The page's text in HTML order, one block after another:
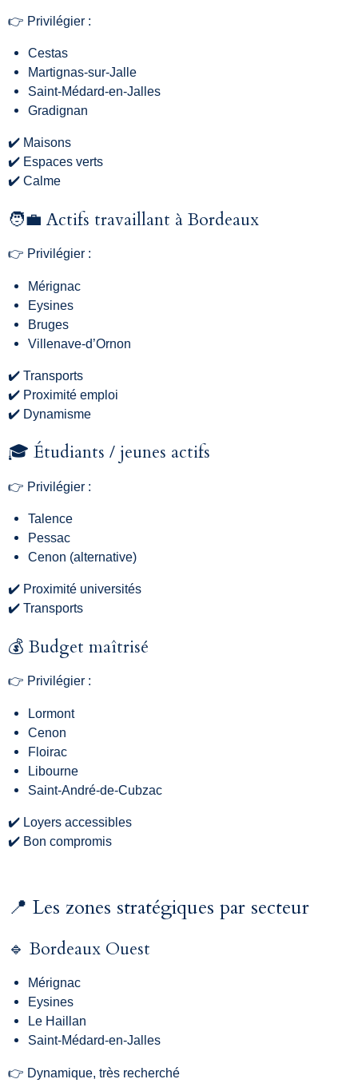
👉 Privilégier :
Cestas
Martignas-sur-Jalle
Saint-Médard-en-Jalles
Gradignan
✔️ Maisons
✔️ Espaces verts
✔️ Calme
🧑‍💼 Actifs travaillant à Bordeaux
👉 Privilégier :
Mérignac
Eysines
Bruges
Villenave-d’Ornon
✔️ Transports
✔️ Proximité emploi
✔️ Dynamisme
🎓 Étudiants / jeunes actifs
👉 Privilégier :
Talence
Pessac
Cenon (alternative)
✔️ Proximité universités
✔️ Transports
💰 Budget maîtrisé
👉 Privilégier :
Lormont
Cenon
Floirac
Libourne
Saint-André-de-Cubzac
✔️ Loyers accessibles
✔️ Bon compromis
📍 Les zones stratégiques par secteur
🔹 Bordeaux Ouest
Mérignac
Eysines
Le Haillan
Saint-Médard-en-Jalles
👉 Dynamique, très recherché